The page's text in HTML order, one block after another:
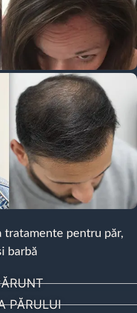
tratamente pentru păr,
barbă
PĂRULUI